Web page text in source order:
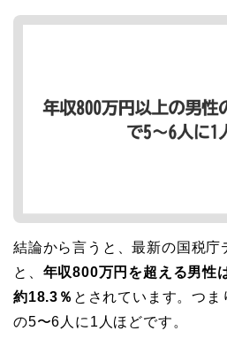
結論から言うと、最新の国税庁
と、 年収800万円を超える男性
約18.3％ とされています。つ
の5〜6人に1人ほどです。